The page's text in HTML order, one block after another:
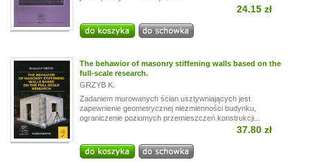
24.15 zł
The behawior of masonry stiffening walls based on the
full-scale research.
GRZYB K.
Zadaniem murowanych ścian usztywniających jest
zapewnienie geometrycznej niezmienności budynku,
ograniczenie poziomych przemieszczeń konstrukcji...
37.80 zł